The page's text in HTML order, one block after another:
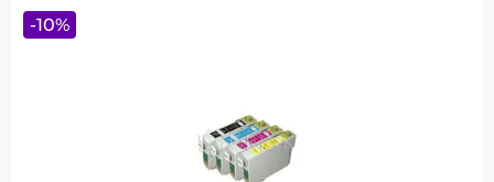
-10%